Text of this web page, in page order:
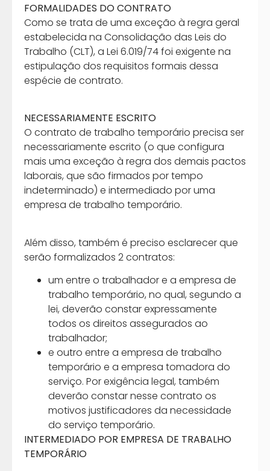
FORMALIDADES DO CONTRATO
Como se trata de uma exceção à regra geral
estabelecida na Consolidação das Leis do
Trabalho (CLT), a Lei 6.019/74 foi exigente na
estipulação dos requisitos formais dessa
espécie de contrato.
NECESSARIAMENTE ESCRITO
O contrato de trabalho temporário precisa ser
necessariamente escrito (o que configura
mais uma exceção à regra dos demais pactos
laborais, que são firmados por tempo
indeterminado) e intermediado por uma
empresa de trabalho temporário.
Além disso, também é preciso esclarecer que
serão formalizados 2 contratos:
um entre o trabalhador e a empresa de
trabalho temporário, no qual, segundo a
lei, deverão constar expressamente
todos os direitos assegurados ao
trabalhador;
e outro entre a empresa de trabalho
temporário e a empresa tomadora do
serviço. Por exigência legal, também
deverão constar nesse contrato os
motivos justificadores da necessidade
do serviço temporário.
INTERMEDIADO POR EMPRESA DE TRABALHO
TEMPORÁRIO